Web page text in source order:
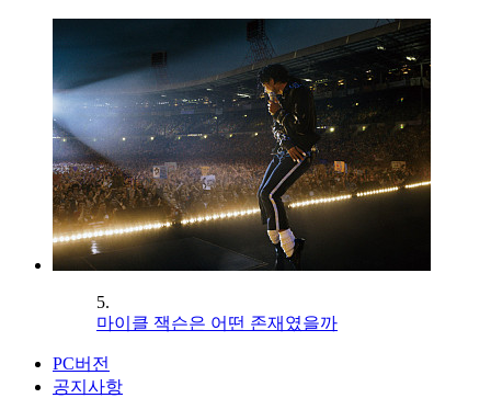
5.
마이클 잭슨은 어떤 존재였을까
PC버전
공지사항